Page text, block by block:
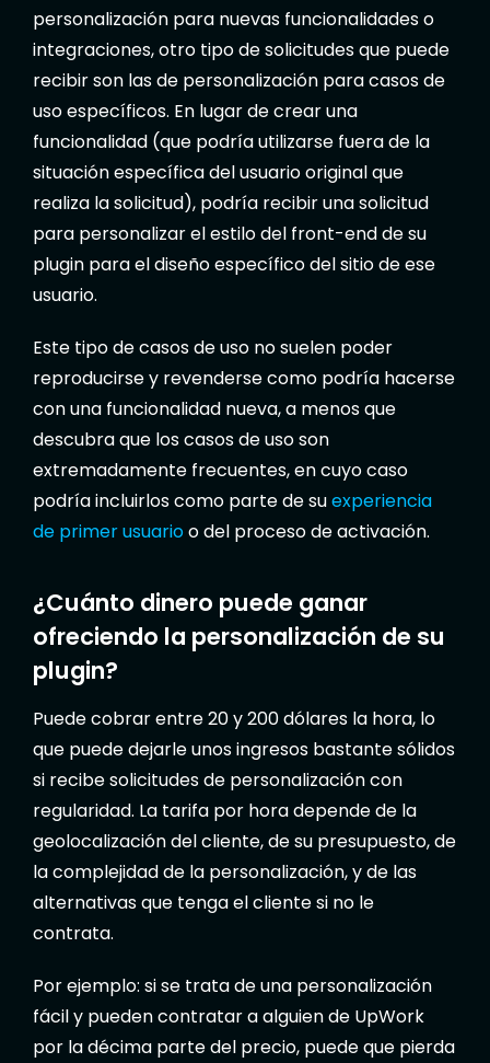
personalización para nuevas funcionalidades o
integraciones, otro tipo de solicitudes que puede
recibir son las de personalización para casos de
uso específicos. En lugar de crear una
funcionalidad (que podría utilizarse fuera de la
situación específica del usuario original que
realiza la solicitud), podría recibir una solicitud
para personalizar el estilo del front-end de su
plugin para el diseño específico del sitio de ese
usuario.
Este tipo de casos de uso no suelen poder
reproducirse y revenderse como podría hacerse
con una funcionalidad nueva, a menos que
descubra que los casos de uso son
extremadamente frecuentes, en cuyo caso
podría incluirlos como parte de suexperiencia
de primer usuarioo del proceso de activación.
¿Cuánto dinero puede ganar
ofreciendo la personalización de su
plugin?
Puede cobrar entre 20 y 200 dólares la hora, lo
que puede dejarle unos ingresos bastante sólidos
si recibe solicitudes de personalización con
regularidad. La tarifa por hora depende de la
geolocalización del cliente, de su presupuesto, de
la complejidad de la personalización, y de las
alternativas que tenga el cliente si no le
contrata.
Por ejemplo: si se trata de una personalización
fácil y pueden contratar a alguien de UpWork
por la décima parte del precio, puede que pierda